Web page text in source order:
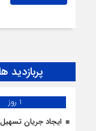
پربازدید
1 روز
ایجاد جریان